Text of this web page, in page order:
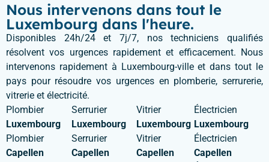
Nous intervenons dans tout le
Luxembourg dans l'heure.
Disponibles 24h/24 et 7j/7, nos techniciens qualifiés
résolvent vos urgences rapidement et efficacement. Nous
intervenons rapidement à Luxembourg-ville et dans tout le
pays pour résoudre vos urgences en plomberie, serrurerie,
vitrerie et électricité.
Plombier
Luxembourg
Plombier
Capellen
Serrurier
Luxembourg
Serrurier
Capellen
Vitrier
Luxembourg
Vitrier
Capellen
Électricien
Luxembourg
Électricien
Capellen